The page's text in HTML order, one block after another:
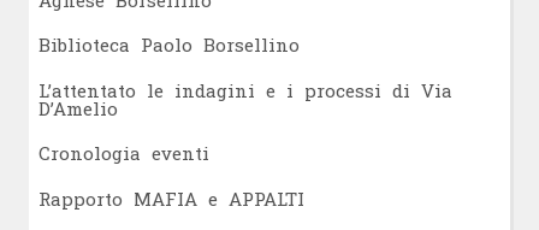
Biblioteca Paolo Borsellino
L’attentato le indagini e i processi di Via
D’Amelio
Cronologia eventi
Rapporto MAFIA e APPALTI